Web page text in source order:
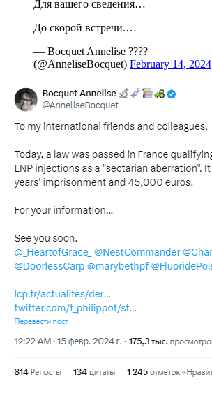
Для вашего сведения…
До скорой встречи.…
— Bocquet Annelise ????
(@AnneliseBocquet) February 14, 2024